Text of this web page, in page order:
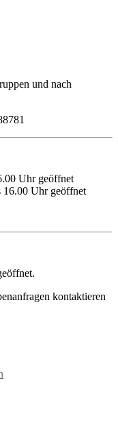
und nach
Uhr geöffnet
16.00 Uhr geöffnet
kontaktieren